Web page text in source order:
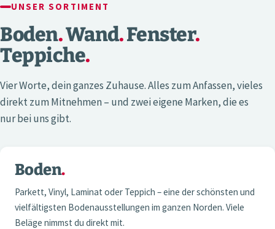
UNSER SORTIMENT
Boden.Wand.Fenster.
Teppiche.
Vier Worte, dein ganzes Zuhause. Alles zum Anfassen, vieles
direkt zum Mitnehmen – und zwei eigene Marken, die es
nur bei uns gibt.
01 — BODEN
Boden.
Parkett, Vinyl, Laminat oder Teppich – eine der schönsten und
vielfältigsten Bodenausstellungen im ganzen Norden. Viele
Beläge nimmst du direkt mit.